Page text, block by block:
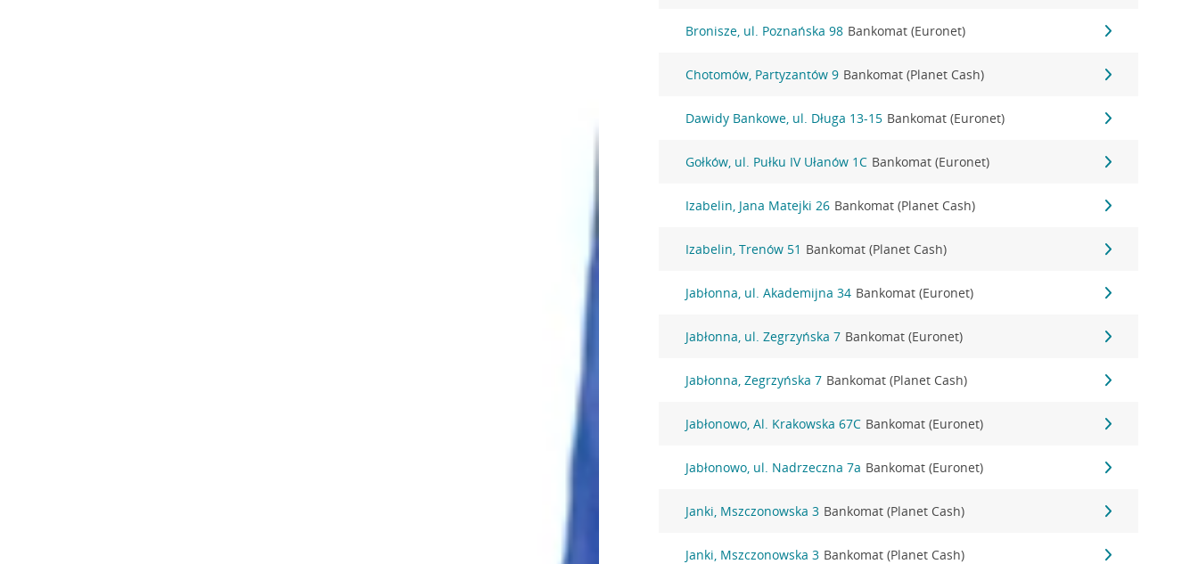
Bronisze, ul. Poznańska 98 Bankomat (Euronet)
Chotomów, Partyzantów 9 Bankomat (Planet Cash)
Dawidy Bankowe, ul. Długa 13-15 Bankomat (Euronet)
Gołków, ul. Pułku IV Ułanów 1C Bankomat (Euronet)
Izabelin, Jana Matejki 26 Bankomat (Planet Cash)
Izabelin, Trenów 51 Bankomat (Planet Cash)
Jabłonna, ul. Akademijna 34 Bankomat (Euronet)
Jabłonna, ul. Zegrzyńska 7 Bankomat (Euronet)
Jabłonna, Zegrzyńska 7 Bankomat (Planet Cash)
Jabłonowo, Al. Krakowska 67C Bankomat (Euronet)
Jabłonowo, ul. Nadrzeczna 7a Bankomat (Euronet)
Janki, Mszczonowska 3 Bankomat (Planet Cash)
Janki, Mszczonowska 3 Bankomat (Planet Cash)